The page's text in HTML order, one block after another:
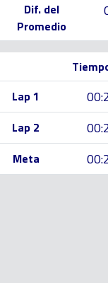
Dif. del
Promedio
Lap 1
Lap 2
Meta